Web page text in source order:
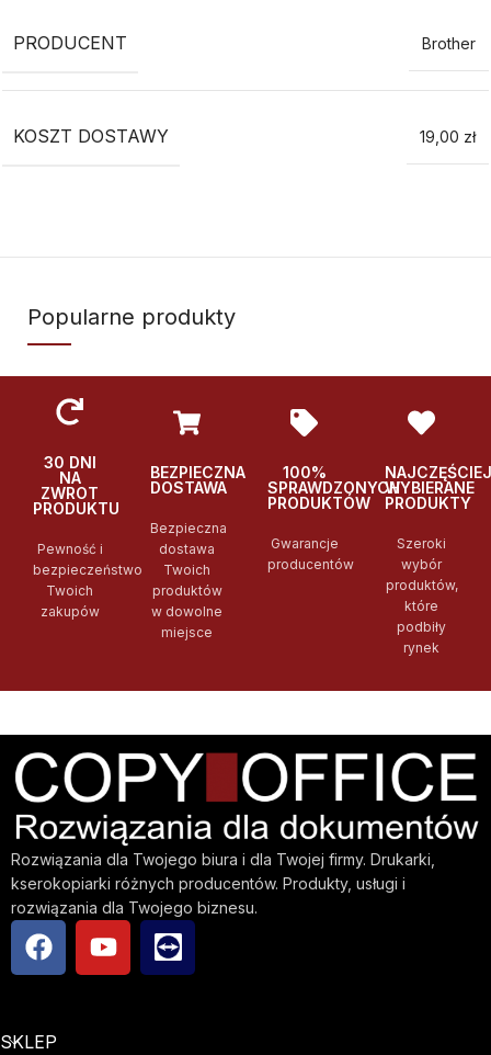
PRODUCENT Brother
KOSZT DOSTAWY 19,00 zł
Popularne produkty
30 DNI
NA
ZWROT
PRODUKTU
Pewność i
bezpieczeństwo
Twoich
zakupów
BEZPIECZNA
DOSTAWA
Bezpieczna
dostawa
Twoich
produktów
w dowolne
miejsce
100%
SPRAWDZONYCH
PRODUKTÓW
Gwarancje
producentów
NAJCZĘŚCIEJ
WYBIERANE
PRODUKTY
Szeroki
wybór
produktów,
które
podbiły
rynek
Rozwiązania dla Twojego biura i dla Twojej firmy. Drukarki,
kserokopiarki różnych producentów. Produkty, usługi i
rozwiązania dla Twojego biznesu.
SKLEP